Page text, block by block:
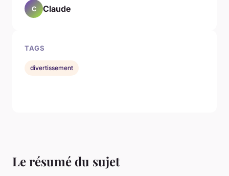
Le résumé du sujet
C Claude
TAGS
divertissement